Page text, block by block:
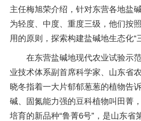
主任梅旭荣介绍，针对东营各地盐
为轻度、中度、重度三级，他们按
用的原则，探索构建盐碱地生态化“
在东营盐碱地现代农业试验示
业技术体系副首席科学家、山东省
晓冬指着一大片郁郁葱葱的植物告
碱、固氮能力强的豆科植物叫田菁
培育的新品种“鲁菁6号”，是山东省